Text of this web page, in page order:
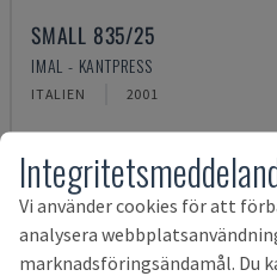
SMALL 835/25
IMAL - KANTPRESS
ITALIEN 2001
Vi använder cookies för att
analysera
marknadsföringsändamål. Du